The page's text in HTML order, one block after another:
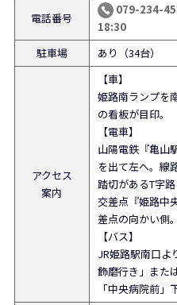
電話番号
079-234-
18:30
駐車場
あり（34台）
アクセス
案内
【車】
姫路南ランプを
の看板が目印。
【電車】
山陽電鉄『亀山
を出て左へ。線
踏切があるT字
交差点『姫路中
差点の向かい側。
【バス】
JR姫路駅南口よ
飾磨行き」また
「中央病院前」